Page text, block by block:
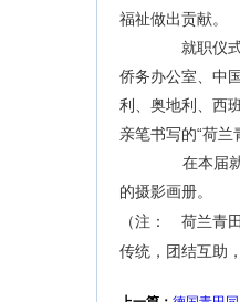
福祉做出贡献。
就职仪式
侨务办公室、中
利、奥地利、西
亲笔书写的“荷兰
在本届就
的摄影画册。
（注： 荷兰青
传统，团结互助